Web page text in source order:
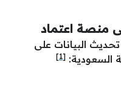
منصة اعتماد
تحديث البيانات على
السعودية: [1]